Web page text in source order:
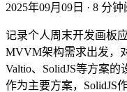
2025年09月09日 · 8 分钟
记录个人周末开发画板
MVVM架构需求出发，
Valtio、SolidJS等方案
作为主要方案，SolidJS